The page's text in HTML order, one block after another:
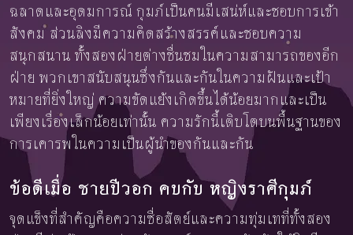
ฉลาดและอุดมการณ์ กุมภ์เป็นคนมีเสน่ห์และชอบการเข้า
สังคม ส่วนลิงมีความคิดสร้างสรรค์และชอบความ
สนุกสนาน ทั้งสองฝ่ายต่างชื่นชมในความสามารถของอีก
ฝ่าย พวกเขาสนับสนุนซึ่งกันและกันในความฝันและเป้า
หมายที่ยิ่งใหญ่ ความขัดแย้งเกิดขึ้นได้น้อยมากและเป็น
เพียงเรื่องเล็กน้อยเท่านั้น ความรักนี้เติบโตบนพื้นฐานของ
การเคารพในความเป็นผู้นำของกันและกัน
ข้อดีเมื่อ ชายปีวอก คบกับ หญิงราศีกุมภ์
จุดแข็งที่สำคัญคือความซื่อสัตย์และความทุ่มเทที่ทั้งสอง